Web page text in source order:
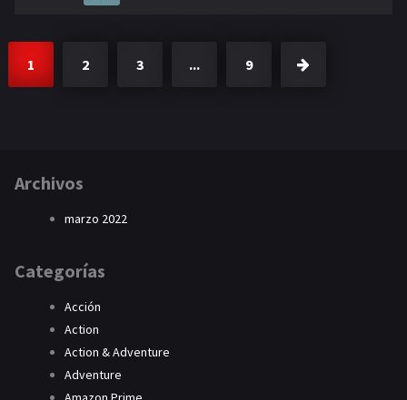
1 2 3 ... 9
Archivos
marzo 2022
Categorías
Acción
Action
Action & Adventure
Adventure